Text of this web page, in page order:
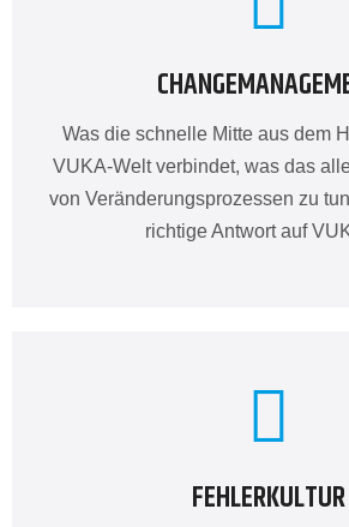
Was die schnelle Mitte aus dem
VUKA-Welt verbindet, was das
von Veränderungsprozessen zu
richtige Antwort auf
FEHLERKULTUR